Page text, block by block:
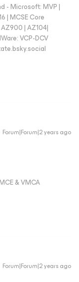
- Microsoft: MVP |
| MCSE Core
| AZ104|
VCP-DCV
Forum|Forum|2 years ago
& VMCA
Forum|Forum|2 years ago